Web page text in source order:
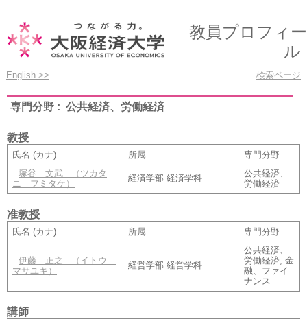
教員プロフィー
ル
English >> 検索ページ
専門分野 : 公共経済、労働経済
教授
氏名 (カナ) 所属
専門分野
塚谷 文武 （ツカタ
ニ フミタケ）
経済学部 経済学科
公共経済、
労働経済
准教授
氏名 (カナ) 所属 専門分野
伊藤 正之
（イトウ
マサユキ）
経営学部 経営学科
公共経済、
労働経済, 金
融、ファイ
ナンス
講師